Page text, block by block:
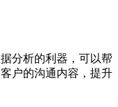
分析的利器，可以帮
户的沟通内容，提升